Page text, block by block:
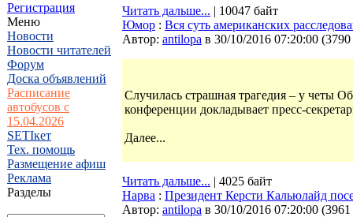
Регистрация
Меню
Новости
Новости читателей
Форум
Доска объявлений
Расписание
автобусов с
15.04.2026
SETIкет
Тех. помощь
Размещение афиш
Реклама
Разделы
Читать дальше... | 10047 байт
Юмор : Вся суть американских
Автор: antilopa в 30/10/2016 07:20:00 (
Случилась страшная трагедия – у четы
конференции докладывает пресс-
Далее...
Читать дальше... | 4025 байт
Нарва : Президент Керсти Кальюлайд
Автор: antilopa в 30/10/2016 07:20:00 (